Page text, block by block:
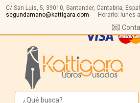
C/ San Luis, 5, 39010, Santander, Cantabria,
segundamano@kattigara.com
Horario: lunes